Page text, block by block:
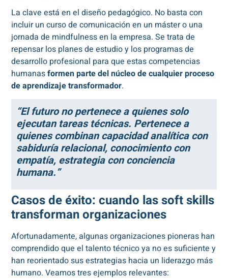
La clave está en el diseño pedagógico. No basta con
incluir un curso de comunicación en un máster o una
jornada de mindfulness en la empresa. Se trata de
repensar los planes de estudio y los programas de
desarrollo profesional para que estas competencias
humanasformen parte del núcleo de cualquier proceso
de aprendizaje transformador.
“El futuro no pertenece a quienes solo
ejecutan tareas técnicas. Pertenece a
quienes combinan capacidad analítica con
sabiduría relacional, conocimiento con
empatía, estrategia con conciencia
humana.”
Casos de éxito: cuando las soft skills
transforman organizaciones
Afortunadamente, algunas organizaciones pioneras han
comprendido que el talento técnico ya no es suficiente y
han reorientado sus estrategias hacia un liderazgo más
humano. Veamos tres ejemplos relevantes: